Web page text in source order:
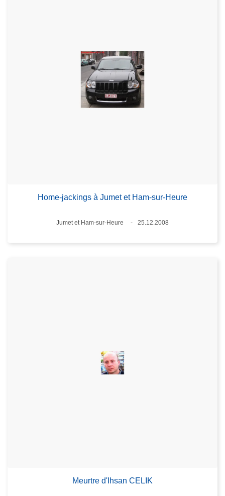
Home-jackings à Jumet et Ham-sur-Heure
Lieux
Jumet et Ham-sur-Heure
25.12.2008
Meurtre d'Ihsan CELIK